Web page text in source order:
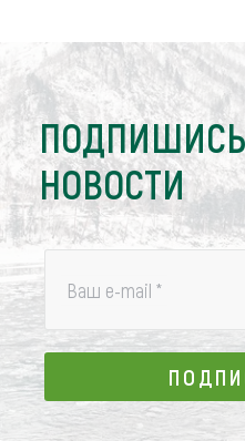
НОВОСТИ
Ваш e-mail *